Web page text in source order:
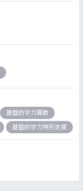
基盤的学力算数
基盤的学力特別支援